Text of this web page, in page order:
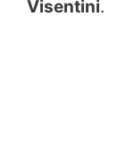
Visentini.